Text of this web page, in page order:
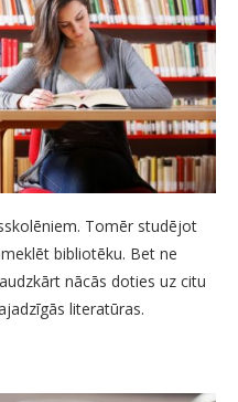
Tomēr studējot
bibliotēku. Bet ne
nācās doties uz citu
literatūras.